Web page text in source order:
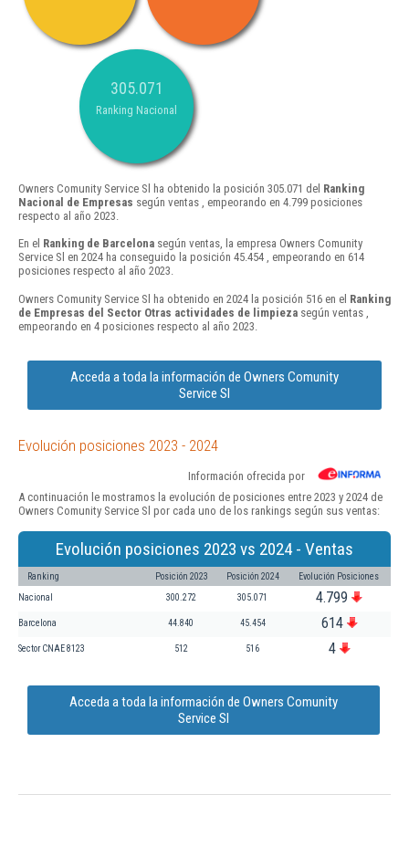
305.071
Ranking Nacional
Owners Comunity Service Sl ha obtenido la posición 305.071 del Ranking
Nacional de Empresas según ventas , empeorando en 4.799 posiciones
respecto al año 2023.
En el Ranking de Barcelona según ventas, la empresa Owners Comunity
Service Sl en 2024 ha conseguido la posición 45.454 , empeorando en 614
posiciones respecto al año 2023.
Owners Comunity Service Sl ha obtenido en 2024 la posición 516 en el Ranking
de Empresas del Sector Otras actividades de limpieza según ventas ,
empeorando en 4 posiciones respecto al año 2023.
Acceda a toda la información de Owners Comunity
Service Sl
Evolución posiciones 2023 - 2024
Información ofrecida por
A continuación le mostramos la evolución de posiciones entre 2023 y 2024 de
Owners Comunity Service Sl por cada uno de los rankings según sus ventas:
Evolución posiciones 2023 vs 2024 - Ventas
Ranking Posición 2023 Posición 2024 Evolución Posiciones
Nacional 300.272 305.071 4.799
Barcelona 44.840 45.454 614
Sector CNAE 8123 512 516 4
Acceda a toda la información de Owners Comunity
Service Sl